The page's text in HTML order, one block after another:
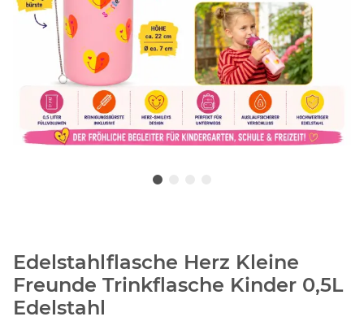
Edelstahlflasche Herz Kleine
Freunde Trinkflasche Kinder 0,5L
Edelstahl